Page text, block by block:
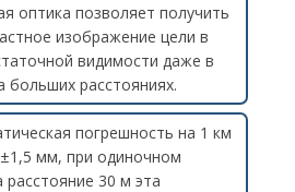
оптика позволяет получить
изображение цели в
видимости даже в
больших расстояниях.
погрешность на 1 км
мм, при одиночном
расстояние 30 м эта